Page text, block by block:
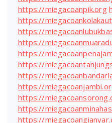
https://miegacoanpik.org
https://
https://
https://
https://
https://
https://
https://
https://
https://
https://